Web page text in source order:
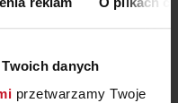
danych
przetwarzamy Twoje
(LISA)